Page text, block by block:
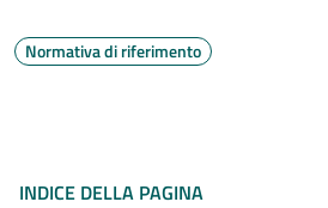
Normativa di riferimento
INDICE DELLA PAGINA